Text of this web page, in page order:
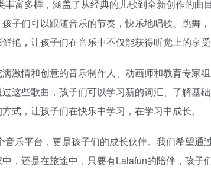
丰富多样，涵盖了从经典的儿歌到全新创作的
子们可以跟随音乐的节奏，快乐地唱歌、跳舞
艳，让孩子们在音乐中不仅能获得听觉上的享受
激情和创意的音乐制作人、动画师和教育专家
这些歌曲，孩子们可以学习新的词汇、了解基
式，让孩子们在快乐中学习，在学习中成长。
音乐平台，更是孩子们的成长伙伴。我们希望
，还是在旅途中，只要有Lalafun的陪伴，孩子